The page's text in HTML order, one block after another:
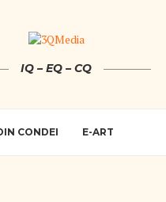
IQ – EQ – CQ
CONDEI E-ART